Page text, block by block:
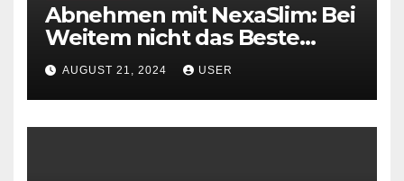
Abnehmen mit NexaSlim: Bei
Weitem nicht das Beste
Diätmittel auf dem Markt
AUGUST 21, 2024 USER